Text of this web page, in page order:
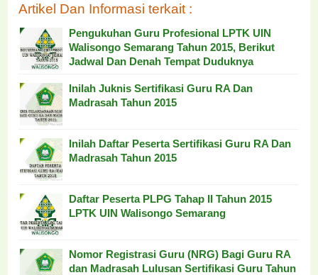
Artikel Dan Informasi terkait :
Pengukuhan Guru Profesional LPTK UIN
Walisongo Semarang Tahun 2015, Berikut
Jadwal Dan Denah Tempat Duduknya
Inilah Juknis Sertifikasi Guru RA Dan
Madrasah Tahun 2015
Inilah Daftar Peserta Sertifikasi Guru RA Dan
Madrasah Tahun 2015
Daftar Peserta PLPG Tahap II Tahun 2015
LPTK UIN Walisongo Semarang
Nomor Registrasi Guru (NRG) Bagi Guru RA
dan Madrasah Lulusan Sertifikasi Guru Tahun